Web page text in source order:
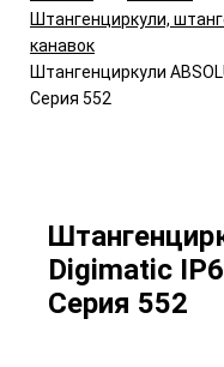
Штангенциркули,
канавок
Штангенциркули
Серия 552
Digimatic
Серия 552